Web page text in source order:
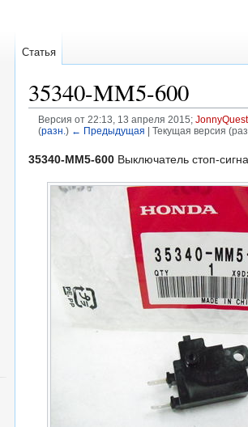
35340-MM5-600
Версия от 22:13, 13 апреля 2015; JonnyQuest
(разн. ) ← Предыдущая | Текущая версия
Перейти
навигации
Перейти
поиску
35340-MM5-600 Выключатель стоп-
Статья